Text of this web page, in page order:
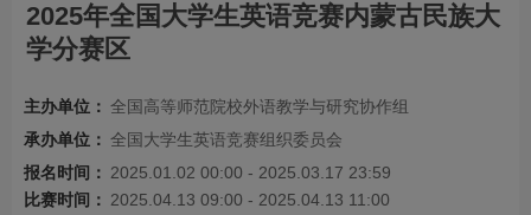
2025年全国大学生英语竞赛内蒙古民族大
学分赛区
主办单位： 全国高等师范院校外语教学与研究协作组
承办单位： 全国大学生英语竞赛组织委员会
报名时间： 2025.01.02 00:00 - 2025.03.17 23:59
比赛时间： 2025.04.13 09:00 - 2025.04.13 11:00